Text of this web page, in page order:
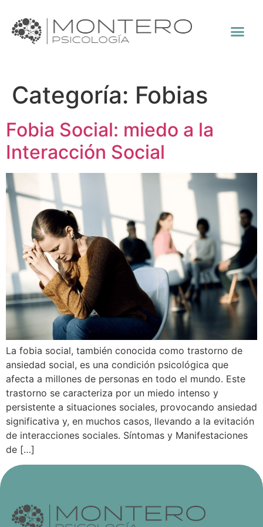
Categoría: Fobias
Fobia Social: miedo a la
Interacción Social
La fobia social, también conocida como trastorno de
ansiedad social, es una condición psicológica que
afecta a millones de personas en todo el mundo. Este
trastorno se caracteriza por un miedo intenso y
persistente a situaciones sociales, provocando ansiedad
significativa y, en muchos casos, llevando a la evitación
de interacciones sociales. Síntomas y Manifestaciones
de […]